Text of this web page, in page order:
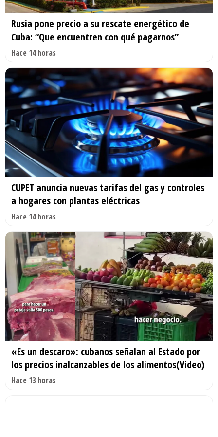
Rusia pone precio a su rescate energético de
Cuba: “Que encuentren con qué pagarnos”
Hace 14 horas
CUPET anuncia nuevas tarifas del gas y controles
a hogares con plantas eléctricas
Hace 14 horas
«Es un descaro»: cubanos señalan al Estado por
los precios inalcanzables de los alimentos(Video)
Hace 13 horas